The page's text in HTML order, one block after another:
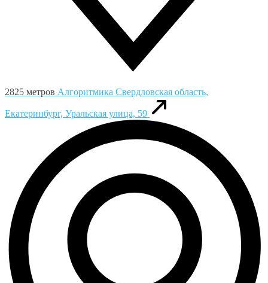
2825 метров Алгоритмика Свердловская область,
Екатеринбург, Уральская улица, 59